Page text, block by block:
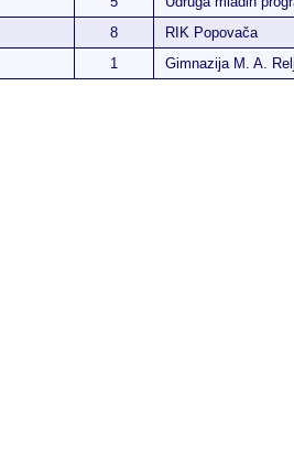
8
RIK Popovača
1 Gimnazija M. A.